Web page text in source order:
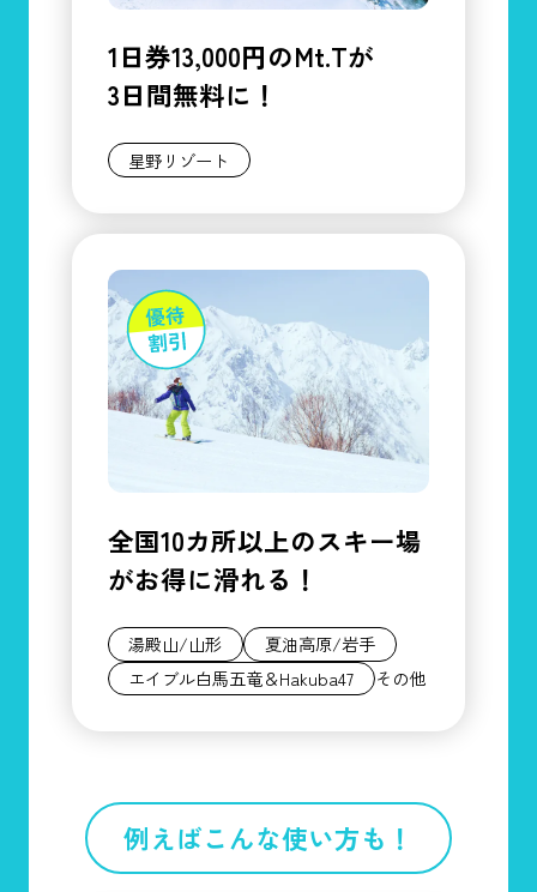
1日券13,000円のMt.Tが
3日間無料に！
星野リゾート
全国10カ所以上のスキー場
がお得に滑れる！
湯殿山/山形
夏油高原/岩手
エイブル白馬五竜＆Hakuba47
その他
例えばこんな使い方も！